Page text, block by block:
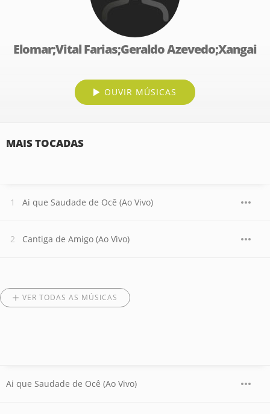
Elomar;Vital Farias;Geraldo Azevedo;Xangai
OUVIR MÚSICAS
MAIS TOCADAS
Ai que Saudade de Ocê (Ao Vivo)
Cantiga de Amigo (Ao Vivo)
VER TODAS AS MÚSICAS
Ai que Saudade de Ocê (Ao Vivo)